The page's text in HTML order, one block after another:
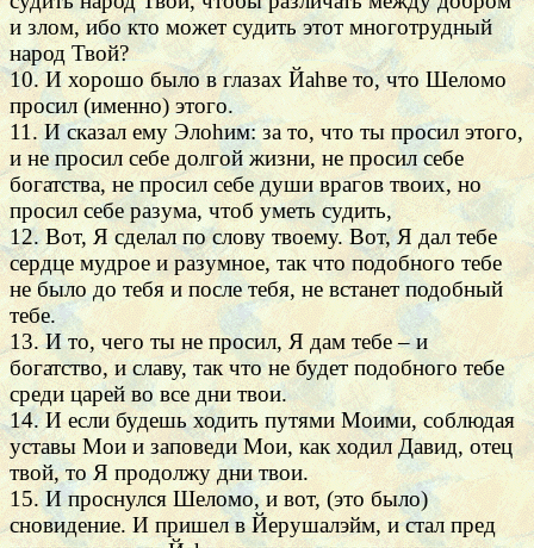
и злом, ибо кто может судить этот многотрудный
народ Твой?
10. И хорошо было в глазах Йаhве то, что Шеломо
просил (именно) этого.
11. И сказал ему Элоhим: за то, что ты просил этого,
и не просил себе долгой жизни, не просил себе
богатства, не просил себе души врагов твоих, но
просил себе разума, чтоб уметь судить,
12. Вот, Я сделал по слову твоему. Вот, Я дал тебе
сердце мудрое и разумное, так что подобного тебе
не было до тебя и после тебя, не встанет подобный
тебе.
13. И то, чего ты не просил, Я дам тебе – и
богатство, и славу, так что не будет подобного тебе
среди царей во все дни твои.
14. И если будешь ходить путями Моими, соблюдая
уставы Мои и заповеди Мои, как ходил Давид, отец
твой, то Я продолжу дни твои.
15. И проснулся Шеломо, и вот, (это было)
сновидение. И пришел в Йерушалэйм, и стал пред